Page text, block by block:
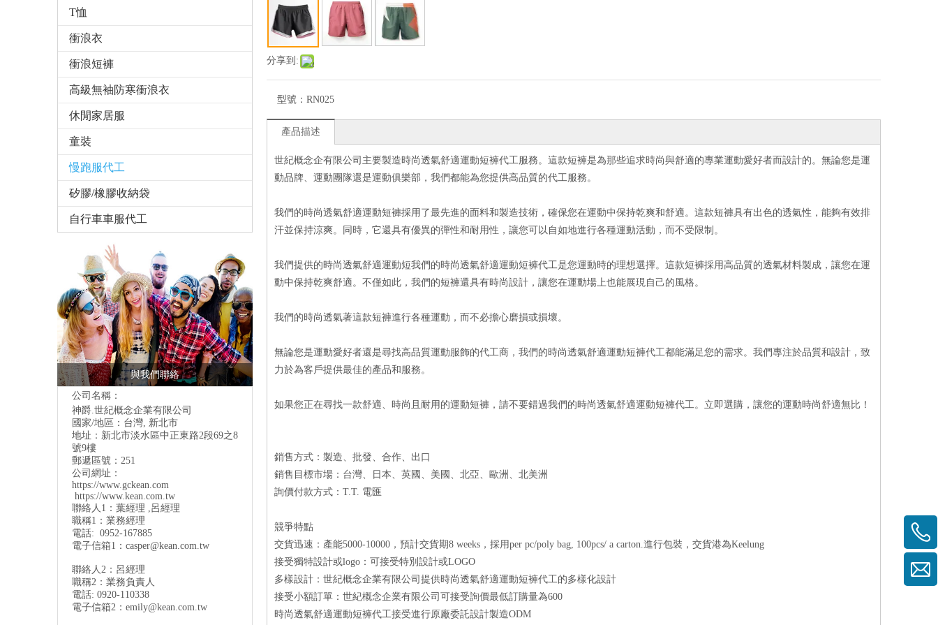
T恤
衝浪衣
衝浪短褲
高級無袖防寒衝浪衣
休閒家居服
童裝
慢跑服代工
矽膠/橡膠收納袋
自行車車服代工
與我們聯絡
公司名稱：
神爵.世紀概念企業有限公司
國家/地區：台灣, 新北市
地址： 新北市淡水區中正東路2段69之8
號9樓
郵遞區號：251
公司網址：
https://www.gckean.com
https://www.kean.com.tw
聯絡人1：葉經理 ,呂經理
職稱1：業務經理
電話: 0952-167885
電子信箱1： casper@kean.com.tw
聯絡人2：呂經理
職稱2：業務負責人
電話: 0920-110338
電子信箱2： emily@kean.com.tw
分享到:
型號： RN025
產品描述
世紀概念企有限公司主要製造時尚透氣舒適運動短褲代工服務。這款短褲是為那些追求時尚與舒適的專業運動愛好者而設計的。無論您是運
動品牌、運動團隊還是運動俱樂部，我們都能為您提供高品質的代工服務。
我們的時尚透氣舒適運動短褲採用了最先進的面料和製造技術，確保您在運動中保持乾爽和舒適。這款短褲具有出色的透氣性，能夠有效排
汗並保持涼爽。同時，它還具有優異的彈性和耐用性，讓您可以自如地進行各種運動活動，而不受限制。
我們提供的時尚透氣舒適運動短我們的時尚透氣舒適運動短褲代工是您運動時的理想選擇。這款短褲採用高品質的透氣材料製成，讓您在運
動中保持乾爽舒適。不僅如此，我們的短褲還具有時尚設計，讓您在運動場上也能展現自己的風格。
我們的時尚透氣著這款短褲進行各種運動，而不必擔心磨損或損壞。
無論您是運動愛好者還是尋找高品質運動服飾的代工商，我們的時尚透氣舒適運動短褲代工都能滿足您的需求。我們專注於品質和設計，致
力於為客戶提供最佳的產品和服務。
如果您正在尋找一款舒適、時尚且耐用的運動短褲，請不要錯過我們的時尚透氣舒適運動短褲代工。立即選購，讓您的運動時尚舒適無比！
銷售方式：製造、批發、合作、出口
銷售目標市場：台灣、日本、英國、美國、北亞、歐洲、北美洲
詢價付款方式：T.T. 電匯
競爭特點
交貨迅速：產能5000-10000，預計交貨期8 weeks，採用per pc/poly bag, 100pcs/ a carton.進行包裝，交貨港為Keelung
接受獨特設計或logo：可接受特別設計或LOGO
多樣設計：世紀概念企業有限公司提供時尚透氣舒適運動短褲代工的多樣化設計
接受小額訂單：世紀概念企業有限公司可接受詢價最低訂購量為600
時尚透氣舒適運動短褲代工接受進行原廠委託設計製造ODM